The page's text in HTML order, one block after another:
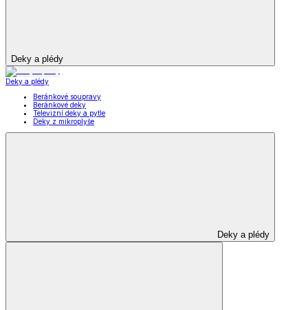
Deky a plédy
Deky a plédy
Beránkové soupravy
Beránkové deky
Televizní deky a pytle
Deky z mikroplyše
Deky a plédy